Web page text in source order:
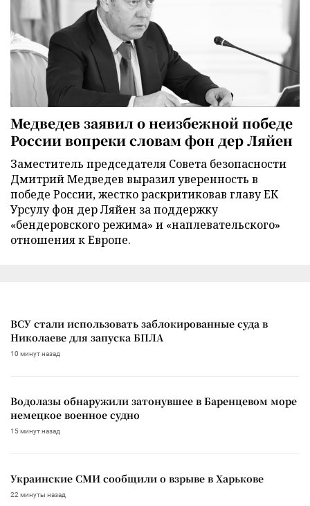
Медведев заявил о неизбежной победе
России вопреки словам фон дер Ляйен
Заместитель председателя Совета безопасности
Дмитрий Медведев выразил уверенность в
победе России, жестко раскритиковав главу ЕК
Урсулу фон дер Ляйен за поддержку
«бендеровского режима» и «наплевательского»
отношения к Европе.
ВСУ стали использовать заблокированные суда в
Николаеве для запуска БПЛА
10 минут назад
Водолазы обнаружили затонувшее в Баренцевом море
немецкое военное судно
15 минут назад
Украинские СМИ сообщили о взрыве в Харькове
22 минуты назад